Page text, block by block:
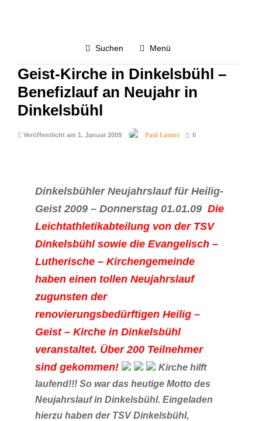
Suchen Menü
Neujahrslauf 2009 für Heilig-
Geist-Kirche in Dinkelsbühl –
Benefizlauf an Neujahr in
Dinkelsbühl
Veröffentlicht am 1. Januar 2009 Paul Launer 0
Dinkelsbühler Neujahrslauf für Heilig-
Geist 2009 – Donnerstag 01.01.09 Die
Leichtathletikabteilung von der TSV
Dinkelsbühl sowie die Evangelisch –
Lutherische – Kirchengemeinde
haben einen tollen Neujahrslauf
zugunsten der
renovierungsbedürftigen Heilig –
Geist – Kirche in Dinkelsbühl
veranstaltet. Über 200 Teilnehmer
sind gekommen!
Kirche hilft
laufend!!! So war das heutige Motto des
Neujahrslauf in Dinkelsbühl. Eingeladen
hierzu haben der TSV Dinkelsbühl,